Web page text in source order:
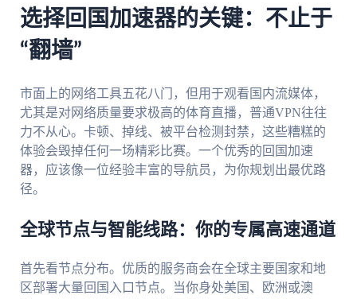
选择回国加速器的关键：不止于
“翻墙”
市面上的网络工具五花八门，但用于观看国内流媒体，
尤其是对网络质量要求极高的体育直播，普通VPN往往
力不从心。卡顿、掉线、被平台检测封禁，这些糟糕的
体验会毁掉任何一场精彩比赛。一个优秀的回国加速
器，应该像一位经验丰富的导航员，为你规划出最优路
径。
全球节点与智能线路：你的专属高速通道
首先看节点分布。优质的服务商会在全球主要国家和地
区部署大量回国入口节点。当你身处美国、欧洲或澳